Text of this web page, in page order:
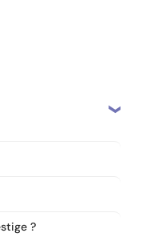
?